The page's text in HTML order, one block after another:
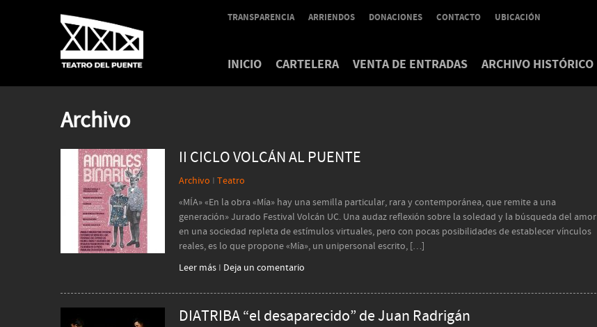
TRANSPARENCIA ARRIENDOS DONACIONES CONTACTO UBICACIÓN
INICIO CARTELERA VENTA DE ENTRADAS ARCHIVO HISTÓRICO
Archivo
II CICLO VOLCÁN AL PUENTE
Archivo I Teatro
«MÍA» «En la obra «Mía» hay una semilla particular, rara y contemporánea, que remite a una
generación» Jurado Festival Volcán UC. Una audaz reflexión sobre la soledad y la búsqueda del amor
en una sociedad repleta de estímulos virtuales, pero con pocas posibilidades de establecer vínculos
reales, es lo que propone «Mía», un unipersonal escrito, […]
Leer más I Deja un comentario
DIATRIBA “el desaparecido” de Juan Radrigán